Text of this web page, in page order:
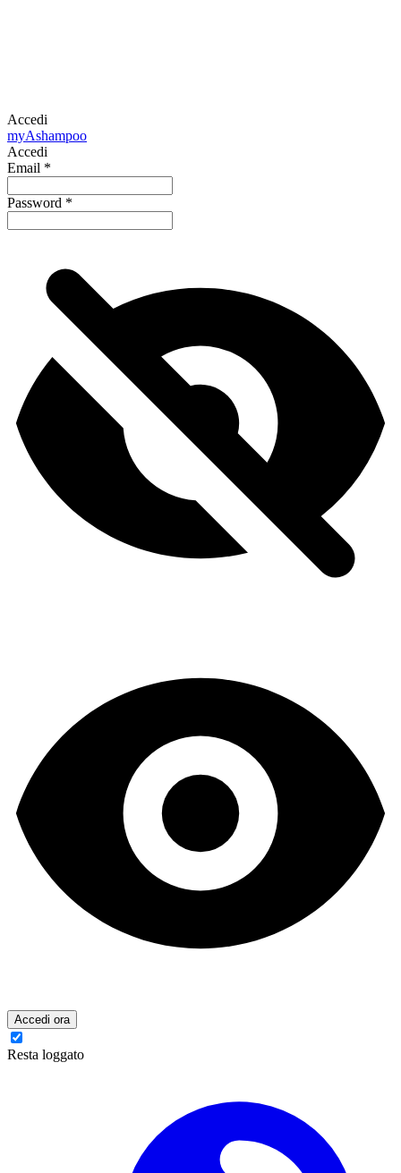
Accedi
myAshampoo
Accedi
Email *
Password *
Accedi ora
Resta loggato